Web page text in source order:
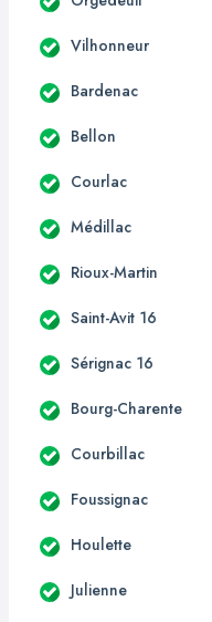
Vilhonneur
Bardenac
Bellon
Courlac
Médillac
Rioux-Martin
Saint-Avit 16
Sérignac 16
Bourg-Charente
Courbillac
Foussignac
Houlette
Julienne